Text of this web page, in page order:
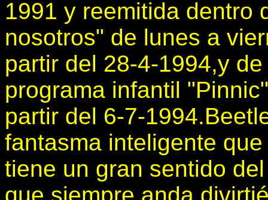
1991 y reemitida dentro
nosotros" de lunes a
partir del 28-4-1994,y
programa infantil
partir del 6-7-
fantasma inteligente
tiene un gran sentido